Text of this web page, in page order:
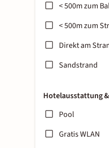
< 500m zum
< 500m zum
Direkt am
Sandstrand
Hotelausstattung
Pool
Gratis WLAN